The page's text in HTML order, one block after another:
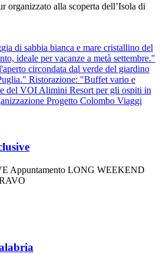
alla scoperta dell’Isola di
Appuntamento LONG WEEKEND